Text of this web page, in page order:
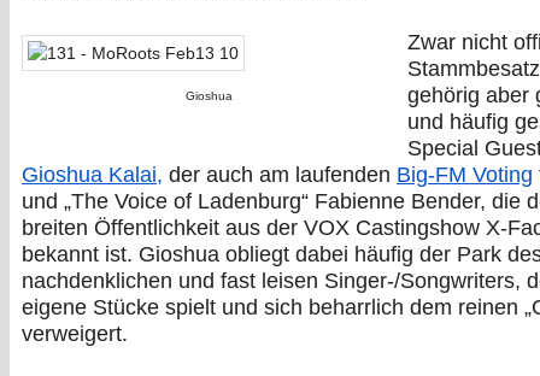
Gioshua
Zwar nicht
gehörig aber
und häufig
Special
Gioshua Kalai, der auch am laufenden Big-FM Voting
und „The Voice of Ladenburg“ Fabienne Bender, die
breiten Öffentlichkeit aus der VOX Castingshow X-
bekannt ist. Gioshua obliegt dabei häufig der Park
nachdenklichen und fast leisen Singer-/Songwriters,
eigene Stücke spielt und sich beharrlich dem reinen
verweigert.